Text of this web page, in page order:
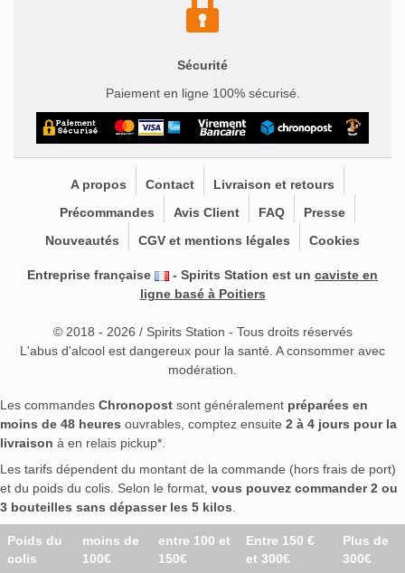
Sécurité
Paiement en ligne 100% sécurisé.
A propos Contact
Livraison et retours
Précommandes
Avis Client FAQ
Presse
Nouveautés
CGV et mentions légales Cookies
Entreprise française - Spirits Station est un caviste en
ligne basé à Poitiers
© 2018 - 2026 / Spirits Station - Tous droits réservés
L'abus d'alcool est dangereux pour la santé. A consommer avec
modération.
Les commandes Chronopost sont généralement préparées en
moins de 48 heures ouvrables, comptez ensuite 2 à 4 jours pour la
livraison à en relais pickup*.
Les tarifs dépendent du montant de la commande (hors frais de port)
et du poids du colis. Selon le format, vous pouvez commander 2 ou
3 bouteilles sans dépasser les 5 kilos.
Poids du
colis
moins de
100€
entre 100 et
150€
Entre 150 €
et 300€
Plus de
300€